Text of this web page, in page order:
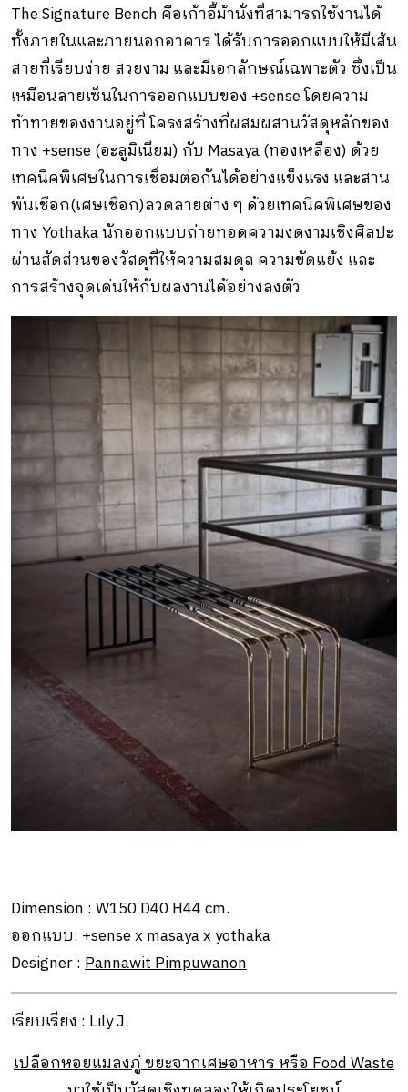
The Signature Bench คือเก้าอี้ม้านั่งที่สามารถใช้งานได้
ทั้งภายในและภายนอกอาคาร ได้รับการออกแบบให้มีเส้น
สายที่เรียบง่าย สวยงาม และมีเอกลักษณ์เฉพาะตัว ซึ่งเป็น
เหมือนลายเซ็นในการออกแบบของ +sense โดยความ
ท้าทายของงานอยู่ที่ โครงสร้างที่ผสมผสานวัสดุหลักของ
ทาง +sense (อะลูมิเนียม) กับ Masaya (ทองเหลือง) ด้วย
เทคนิคพิเศษในการเชื่อมต่อกันได้อย่างแข็งแรง และสาน
พันเชือก(เศษเชือก)ลวดลายต่าง ๆ ด้วยเทคนิคพิเศษของ
ทาง Yothaka นักออกแบบถ่ายทอดความงดงามเชิงศิลปะ
ผ่านสัดส่วนของวัสดุที่ให้ความสมดุล ความขัดแย้ง และ
การสร้างจุดเด่นให้กับผลงานได้อย่างลงตัว
Dimension : W150 D40 H44 cm.
ออกแบบ: +sense x masaya x yothaka
Designer : Pannawit Pimpuwanon
เรียบเรียง : Lily J.
เปลือกหอยแมลงภู่ ขยะจากเศษอาหาร หรือ Food Waste